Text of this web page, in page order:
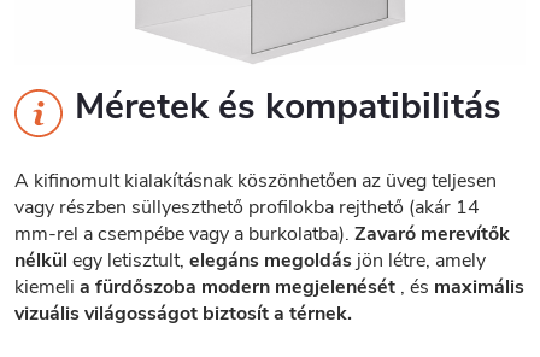
Méretek és kompatibilitás
A kifinomult kialakításnak köszönhetően az üveg teljesen
vagy részben süllyeszthető profilokba rejthető (akár 14
mm-rel a csempébe vagy a burkolatba). Zavaró merevítők
nélkül egy letisztult, elegáns megoldás jön létre, amely
kiemeli a fürdőszoba modern megjelenését , és maximális
vizuális világosságot biztosít a térnek.